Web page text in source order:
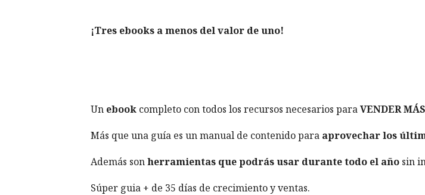
¡Tres ebooks a menos del valor de uno!
Un ebook completo con todos los recursos necesarios paraVENDER MÁS
Más que una guía es un manual de contenido para aprovechar los
Además sonherramientas que podrás usar durante todo el año sin
Súper guia + de 35 días de crecimiento y ventas.